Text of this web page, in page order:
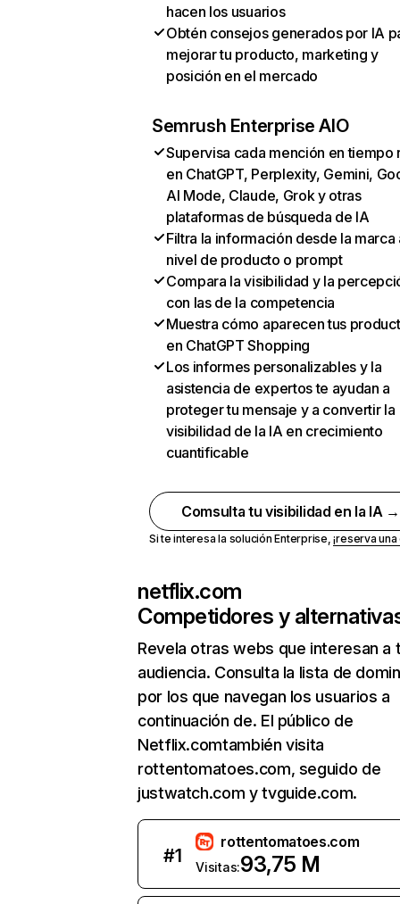
hacen los usuarios
Obtén consejos generados por IA
mejorar tu producto, marketing y
posición en el mercado
Semrush Enterprise AIO
Supervisa cada mención en tiempo
en ChatGPT, Perplexity, Gemini,
AI Mode, Claude, Grok y otras
plataformas de búsqueda de IA
Filtra la información desde la marca
nivel de producto o prompt
Compara la visibilidad y la
con las de la competencia
Muestra cómo aparecen tus
en ChatGPT Shopping
Los informes personalizables y la
asistencia de expertos te ayudan a
proteger tu mensaje y a convertir la
visibilidad de la IA en crecimiento
cuantificable
Comsulta tu visibilidad en la IA →
Si te interesa la solución Enterprise,¡reserva
netflix.com
Competidores y
Revela otras webs que interesan a
audiencia. Consulta la lista de
por los que navegan los usuarios a
continuación de. El público de
Netflix.comtambién visita
rottentomatoes.com, seguido de
justwatch.com y tvguide.com.
#1
rottentomatoes.com
Visitas:93,75 M